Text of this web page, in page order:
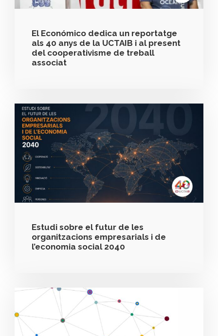
El Económico dedica un reportatge
als 40 anys de la UCTAIB i al present
del cooperativisme de treball
associat
Estudi sobre el futur de les
organitzacions empresarials i de
l’economia social 2040